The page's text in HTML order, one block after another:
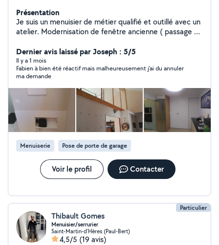
Présentation
Je suis un menuisier de métier qualifié et outillé avec un
atelier. Modernisation de fenêtre ancienne ( passage de
Doublage de porte d'entrée Pose : parquet massif
55/M2 stratifié et vinyle 32/m2 terrasse bois et
composite.41/m2 Pose de Cuisine et meuble en
Kit.74/caisson Pose de fenêtres et portes sur devis
Habillage d'escalier 80/marche Montage de cloison
placo 55/m2 Fabrication d'agencement sur mesure sur
devis Rénovation de logement et locaux
commerciaux.sur devis Tarif TTC Je travaille toujours en
me disant la phrase suivante : voudrais tu de cela chez
toi? Mon travail est rigoureux, soigné et dans le respect
des normes. Vous ne le regretterez pas! Bon rapport
qualité/prix.
Dernier avis laissé par Joseph : 5/5
Il y a 1 mois
Fabien à bien été réactif mais malheureusement j'ai du annuler
ma demande
Menuiserie Pose de porte de garage
Voir le profil Contacter
Particulier
Thibault Gomes
Menuisier/serrurier
Saint-Martin-d'Hères (Paul-Bert)
4,5/5 (19 avis)